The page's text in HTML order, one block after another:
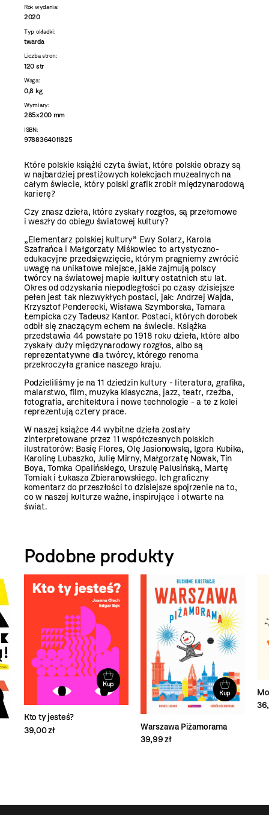
Rok wydania:
2020
Typ okładki:
twarda
Liczba stron:
120 str
Waga:
0,8 kg
Wymiary:
285x200 mm
ISBN:
9788364011825
Które polskie książki czyta świat, które polskie obrazy są
w najbardziej prestiżowych kolekcjach muzealnych na
całym świecie, który polski grafik zrobił międzynarodową
karierę?
Czy znasz dzieła, które zyskały rozgłos, są przełomowe
i weszły do obiegu światowej kultury?
„Elementarz polskiej kultury” Ewy Solarz, Karola
Szafrańca i Małgorzaty Miśkowiec to artystyczno-
edukacyjne przedsięwzięcie, którym pragniemy zwrócić
uwagę na unikatowe miejsce, jakie zajmują polscy
twórcy na światowej mapie kultury ostatnich stu lat.
Okres od odzyskania niepodległości po czasy dzisiejsze
pełen jest tak niezwykłych postaci, jak: Andrzej Wajda,
Krzysztof Penderecki, Wisława Szymborska, Tamara
Łempicka czy Tadeusz Kantor. Postaci, których dorobek
odbił się znaczącym echem na świecie. Książka
przedstawia 44 powstałe po 1918 roku dzieła, które albo
zyskały duży międzynarodowy rozgłos, albo są
reprezentatywne dla twórcy, którego renoma
przekroczyła granice naszego kraju.
Podzieliliśmy je na 11 dziedzin kultury - literatura, grafika,
malarstwo, film, muzyka klasyczna, jazz, teatr, rzeźba,
fotografia, architektura i nowe technologie - a te z kolei
reprezentują cztery prace.
W naszej książce 44 wybitne dzieła zostały
zinterpretowane przez 11 współczesnych polskich
ilustratorów: Basię Flores, Olę Jasionowską, Igora Kubika,
Karolinę Lubaszko, Julię Mirny, Małgorzatę Nowak, Tin
Boya, Tomka Opalińskiego, Urszulę Palusińską, Martę
Tomiak i Łukasza Zbieranowskiego. Ich graficzny
komentarz do przeszłości to dzisiejsze spojrzenie na to,
co w naszej kulturze ważne, inspirujące i otwarte na
świat.
Podobne produkty
Kup
Kto ty jesteś?
39,00 zł
Kup
Warszawa Piżamorama
39,99 zł